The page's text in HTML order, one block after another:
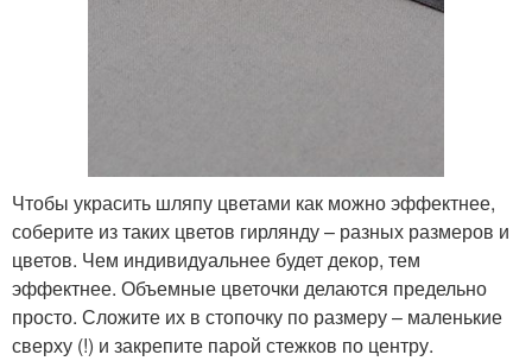
Чтобы украсить шляпу цветами как можно эффектнее,
соберите из таких цветов гирлянду – разных размеров и
цветов. Чем индивидуальнее будет декор, тем
эффектнее. Объемные цветочки делаются предельно
просто. Сложите их в стопочку по размеру – маленькие
сверху (!) и закрепите парой стежков по центру.